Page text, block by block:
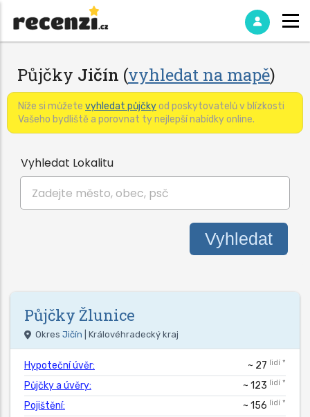
Půjčky Jičín (vyhledat na mapě)
Níže si můžete vyhledat půjčkyod poskytovatelů v blízkosti
Vašeho bydliště a porovnat ty nejlepší nabídky online.
Vyhledat Lokalitu
Půjčky Žlunice
Okres Jičín | Královéhradecký kraj
Hypoteční úvěr: ~ 27 lidí *
Půjčky a úvěry: ~ 123 lidí *
Pojištění: ~ 156 lidí *